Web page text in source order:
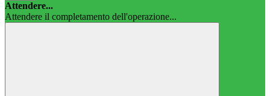
Attendere...
Attendere il completamento dell'operazione...